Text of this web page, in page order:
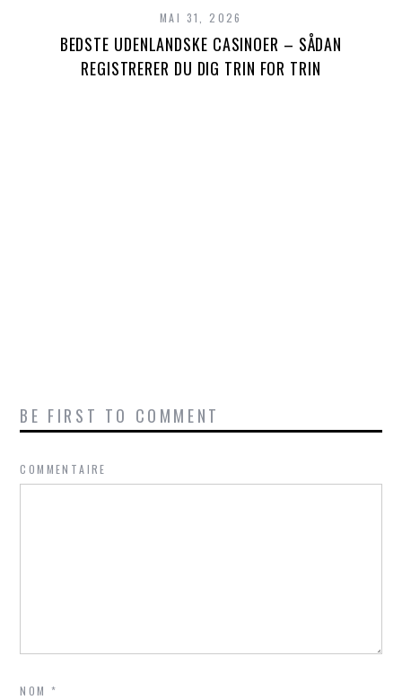
MAI 31, 2026
BEDSTE UDENLANDSKE CASINOER – SÅDAN
REGISTRERER DU DIG TRIN FOR TRIN
BE FIRST TO COMMENT
COMMENTAIRE
NOM*